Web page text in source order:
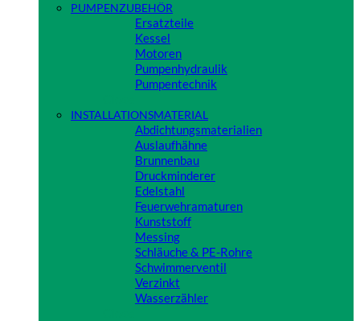
PUMPENZUBEHÖR
Ersatzteile
Kessel
Motoren
Pumpenhydraulik
Pumpentechnik
INSTALLATIONSMATERIAL
Abdichtungsmaterialien
Auslaufhähne
Brunnenbau
Druckminderer
Edelstahl
Feuerwehramaturen
Kunststoff
Messing
Schläuche & PE-Rohre
Schwimmerventil
Verzinkt
Wasserzähler